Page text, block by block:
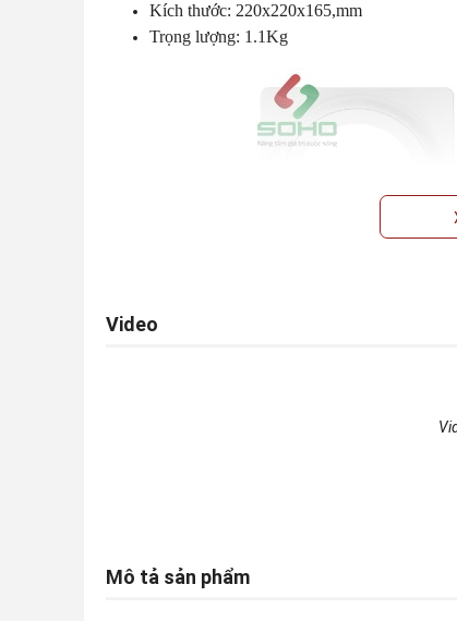
Kích thước: 220x220x165,mm
Trọng lượng: 1.1Kg
Video
Mô tả sản phẩm